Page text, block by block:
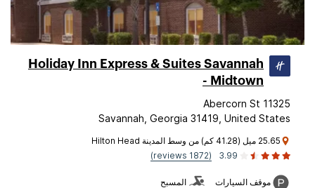
Holiday Inn Express & Suites Savannah
- Midtown
11325 Abercorn St
Savannah, Georgia 31419, United States
25.65 ميل (41.28 كم) من وسط المدينة Hilton Head
3.99
(1872 reviews)
موقف السيارات المسبح